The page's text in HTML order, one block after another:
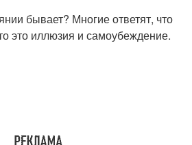
бывает? Многие ответят, что
это иллюзия и самоубеждение.